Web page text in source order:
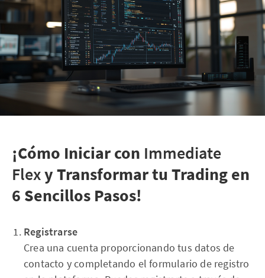
¡Cómo Iniciar con Immediate
Flexy Transformar tu Trading en
6 Sencillos Pasos!
Registrarse
Crea una cuenta proporcionando tus datos de
contacto y completando el formulario de registro